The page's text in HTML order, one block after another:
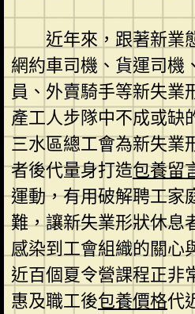
近年來，跟著新業
網約車司機、貨運司機
員、外賣騎手等新失業
產工人步隊中不成或缺
三水區總工會為新失業
者後代量身打造包養留
運動，有用破解聘工家
難，讓新失業形狀休息
感染到工會組織的關心
近百個夏令營課程正非
惠及職工後包養價格代